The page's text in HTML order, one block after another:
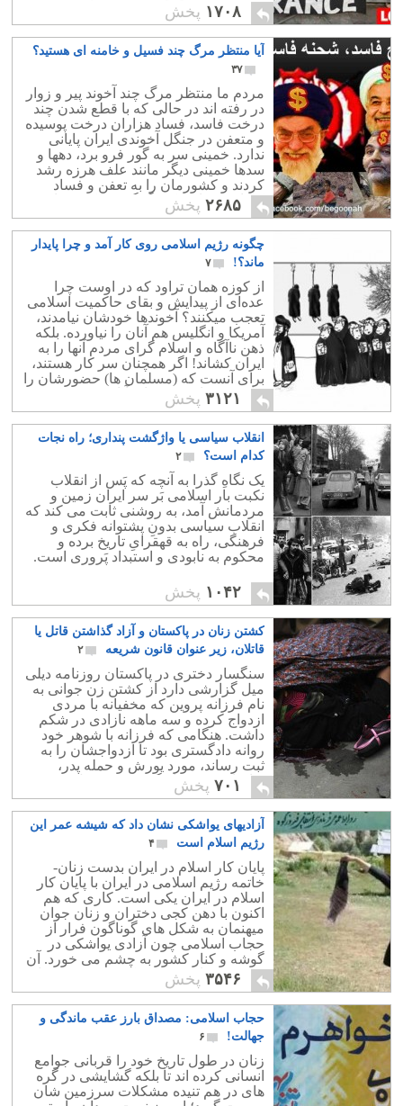
۱۷۰۸ پخش
آیا منتظر مرگ چند فسیل و خامنه ای هستید؟
۳۷
مردم ما منتظر مرگ چند آخوند پیر و زوار
در رفته اند در حالی که با قطع شدن چند
درخت فاسد، فساد هزاران درخت پوسیده
و متعفن در جنگل آخوندی ایران پایانی
ندارد. خمینی سر به گور فرو برد، دهها و
سدها خمینی دیگر مانند علف هرزه رشد
کردند و کشورمان را به تعفن و فساد
کشاندند. ما به یک دگرگونی فکری نیاز
داریم
۲۶۸۵ پخش
چگونه رژیم اسلامی روی کار آمد و چرا پایدار
ماند؟!
۷
از کوزه همان تراود که در اوست چرا
عده‌ای از پیدایش و بقای حاکمیت اسلامی
تعجب میکنند؟ آخوند‌ها خودشان نیامدند،
آمریکا و انگلیس هم آنان را نیاورده. بلکه
ذهن ناآگاه و اسلام گرای مردم آنها را به
ایران کشاند! اگر همچنان سر کار هستند،
برای آنست که (مسلمان ها) حضورشان را
عادی می‌دانند و پذیرای آنانند!.
۳۱۲۱ پخش
انقلاب سیاسی یا واژگشت پنداری؛ راه نجات
کدام است؟
۲
یک نگاهِ گذرا به آنچه که پَس از انقلاب
نکبت بار اسلامی بَر سر ایران زمین و
مردمانش آمد، به روشنی ثابت می کند که
انقلاب سیاسی بدونِ پشتوانه فکری و
فرهنگی، راه به قهقرایِ تاریخ برده و
محکوم به نابودی و استبداد پَروری است.
۱۰۴۲ پخش
کشتن زنان در پاکستان و آزاد گذاشتن قاتل یا
قاتلان، زیر عنوان قانون شریعه
۲
سنگسار دختری در پاکستان روزنامه دیلی
میل گزارشی دارد از کشتن زن جوانی به
نام فرزانه پروین که مخفیانه با مردی
ازدواج کرده و سه ماهه نازادی در شکم
داشت. هنگامی که فرزانه با شوهر خود
روانه دادگستری بود تا ازدواجشان را به
ثبت رساند، مورد یورش و حمله پدر،
برادران خود قرار گرفت و به قتل رسید.
۷۰۱ پخش
آزادیهای یواشکی نشان داد که شیشه عمر این
رژیم اسلام است
۴
پایان کار اسلام در ایران بدست زنان-
خاتمه رژیم اسلامی در ایران با پایان کار
اسلام در ایران یکی است. کاری که هم
اکنون با دهن کجی دختران و زنان جوان
میهنمان به شکل های گوناگون فرار از
حجاب اسلامی چون آزادی یواشکی در
گوشه و کنار کشور به چشم می خورد. آن
روز نه چندان دور، نزدیک بوده و رژیم را
یارای جلوگیری از آن نیست.
۳۵۴۶ پخش
حجاب اسلامی: مصداق بارز عقب ماندگی و
جهالت!
۶
زنان در طول تاریخ خود را قربانی جوامع
انسانی کرده اند تا بلکه گشایشی در گره
های در هم تنیده مشکلات سرزمین شان